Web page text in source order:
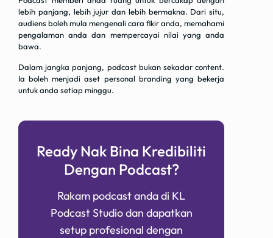
lebih panjang, lebih jujur dan lebih bermakna. Dari situ,
audiens boleh mula mengenali cara fikir anda, memahami
pengalaman anda dan mempercayai nilai yang anda
bawa.
Dalam jangka panjang, podcast bukan sekadar content.
Ia boleh menjadi aset personal branding yang bekerja
untuk anda setiap minggu.
Ready Nak Bina Kredibiliti
Dengan Podcast?
Rakam podcast anda di KL
Podcast Studio dan dapatkan
setup profesional dengan